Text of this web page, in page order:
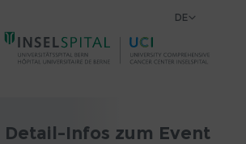
DE
Detail-Infos zum Event